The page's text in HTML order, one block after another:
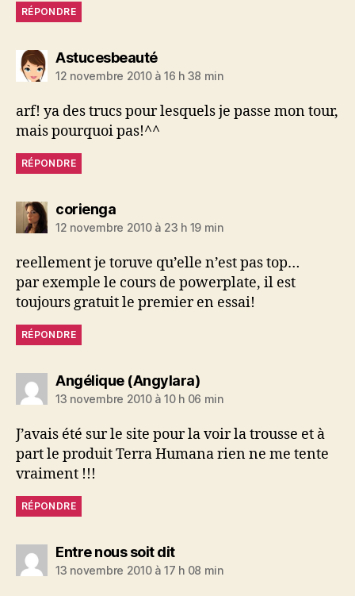
RÉPONDRE
Astucesbeautédit :
12 novembre 2010 à 16 h 38 min
arf! ya des trucs pour lesquels je passe mon tour,
mais pourquoi pas!^^
RÉPONDRE
coriengadit :
12 novembre 2010 à 23 h 19 min
reellement je toruve qu’elle n’est pas top…
par exemple le cours de powerplate, il est
toujours gratuit le premier en essai!
RÉPONDRE
Angélique (Angylara)dit :
13 novembre 2010 à 10 h 06 min
J’avais été sur le site pour la voir la trousse et à
part le produit Terra Humana rien ne me tente
vraiment !!!
RÉPONDRE
Entre nous soit ditdit :
13 novembre 2010 à 17 h 08 min